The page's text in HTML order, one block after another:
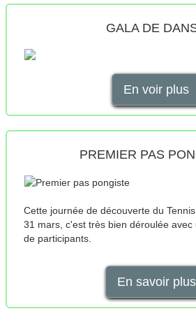
GALA DE
En voir plus
PREMIER PAS
Cette journée de découverte du
31 mars, c'est très bien déroulée
de participants.
En savoir plus